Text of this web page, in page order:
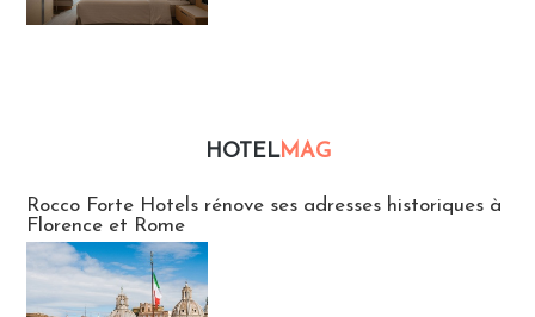
HOTELMAG
Rocco Forte Hotels rénove ses adresses historiques à
Florence et Rome